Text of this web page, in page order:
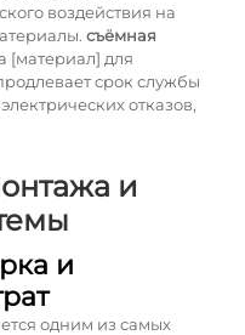
воздействия на
съёмная
[материал] для
срок службы
отказов,
и
и
одним из самых